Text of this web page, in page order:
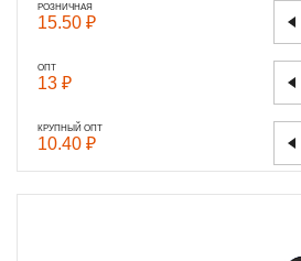
РОЗНИЧНАЯ
15.50 ₽
ОПТ
13 ₽
КРУПНЫЙ ОПТ
10.40 ₽